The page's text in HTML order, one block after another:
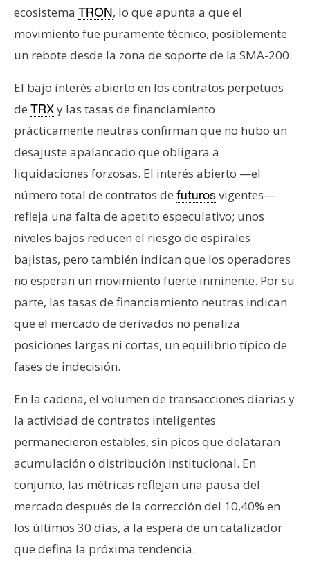
ecosistema TRON, lo que apunta a que el
movimiento fue puramente técnico, posiblemente
un rebote desde la zona de soporte de la SMA-200.
El bajo interés abierto en los contratos perpetuos
de TRXy las tasas de financiamiento
prácticamente neutras confirman que no hubo un
desajuste apalancado que obligara a
liquidaciones forzosas. El interés abierto —el
número total de contratos de futurosvigentes—
refleja una falta de apetito especulativo; unos
niveles bajos reducen el riesgo de espirales
bajistas, pero también indican que los operadores
no esperan un movimiento fuerte inminente. Por su
parte, las tasas de financiamiento neutras indican
que el mercado de derivados no penaliza
posiciones largas ni cortas, un equilibrio típico de
fases de indecisión.
En la cadena, el volumen de transacciones diarias y
la actividad de contratos inteligentes
permanecieron estables, sin picos que delataran
acumulación o distribución institucional. En
conjunto, las métricas reflejan una pausa del
mercado después de la corrección del 10,40% en
los últimos 30 días, a la espera de un catalizador
que defina la próxima tendencia.